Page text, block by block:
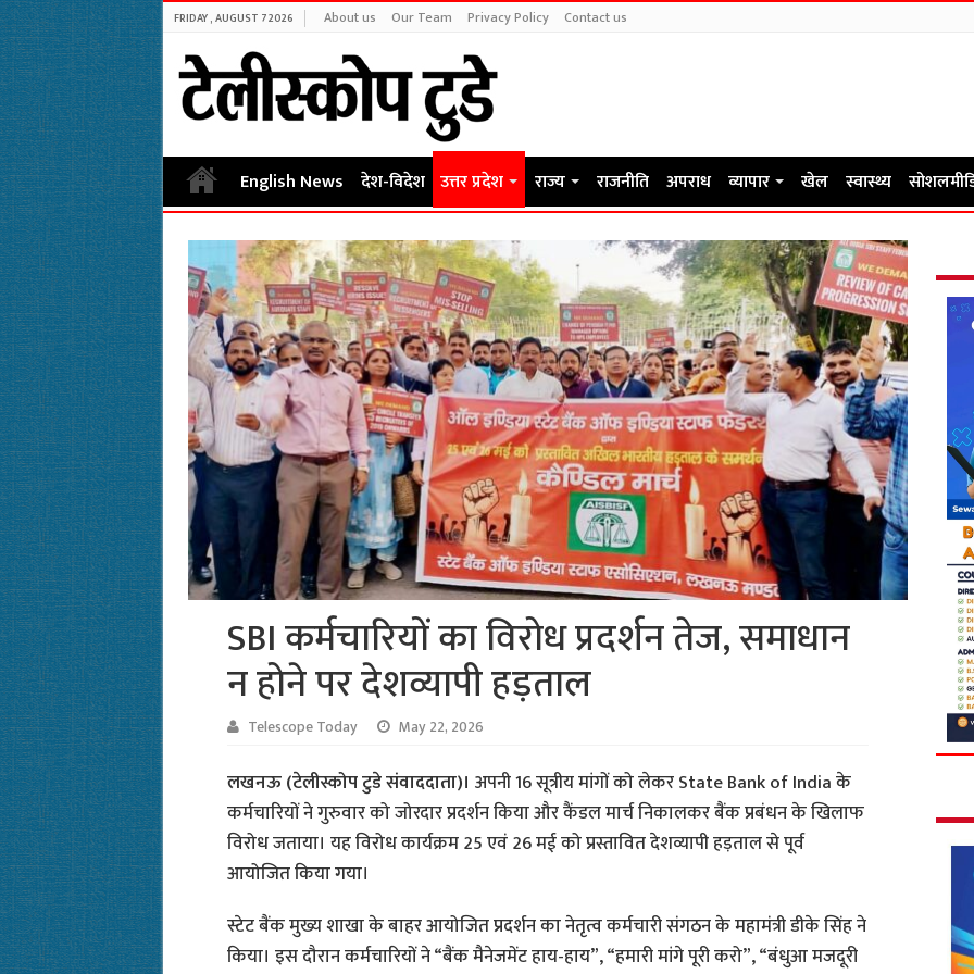
FRIDAY , AUGUST 7 2026 About us Our Team Privacy Policy Contact us
English News देश-विदेश उत्तर प्रदेश राज्य राजनीति अपराध व्यापार खेल स्वास्थ्य
SBI कर्मचारियों का विरोध प्रदर्शन तेज, समाधान
न होने पर देशव्यापी हड़ताल
Telescope Today May 22, 2026
लखनऊ (टेलीस्कोप टुडे संवाददाता)। अपनी 16 सूत्रीय मांगों को लेकर State Bank of India के
कर्मचारियों ने गुरुवार को जोरदार प्रदर्शन किया और कैंडल मार्च निकालकर बैंक प्रबंधन के खिलाफ
विरोध जताया। यह विरोध कार्यक्रम 25 एवं 26 मई को प्रस्तावित देशव्यापी हड़ताल से पूर्व
आयोजित किया गया।
स्टेट बैंक मुख्य शाखा के बाहर आयोजित प्रदर्शन का नेतृत्व कर्मचारी संगठन के महामंत्री डीके सिंह ने
किया। इस दौरान कर्मचारियों ने “बैंक मैनेजमेंट हाय-हाय”, “हमारी मांगे पूरी करो”, “बंधुआ मजदूरी